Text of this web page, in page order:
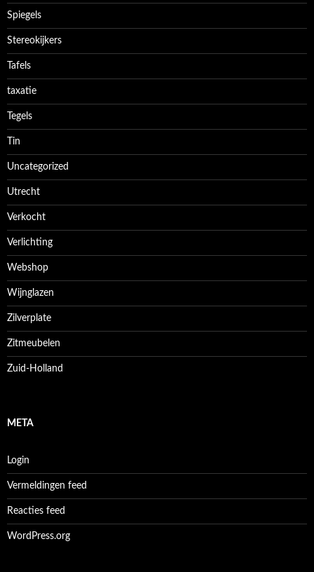
Spiegels
Stereokijkers
Tafels
taxatie
Tegels
Tin
Uncategorized
Utrecht
Verkocht
Verlichting
Webshop
Wijnglazen
Zilverplate
Zitmeubelen
Zuid-Holland
META
Login
Vermeldingen feed
Reacties feed
WordPress.org